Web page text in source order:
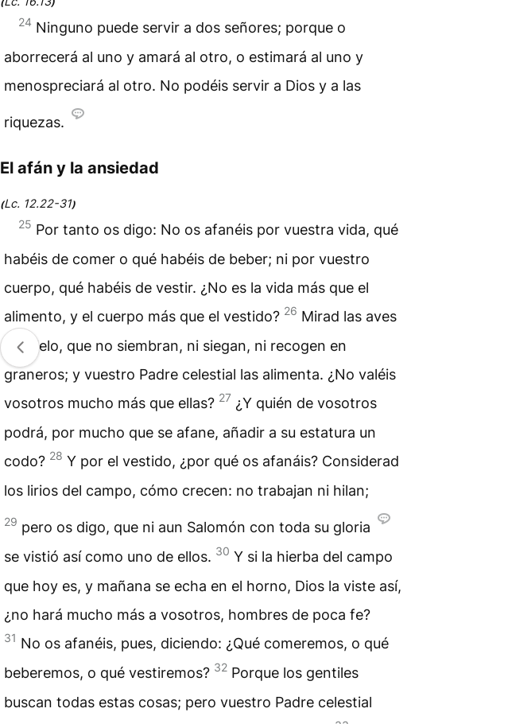
( )
24 Ninguno puede servir a dos señores; porque o
aborrecerá al uno y amará al otro, o estimará al uno y
menospreciará al otro. No podéis servir a Dios y a las
riquezas.
El afán y la ansiedad
(Lc. 12.22-31)
25 Por tanto os digo: No os afanéis por vuestra vida, qué
habéis de comer o qué habéis de beber; ni por vuestro
cuerpo, qué habéis de vestir. ¿No es la vida más que el
alimento, y el cuerpo más que el vestido? 26 Mirad las aves
del cielo, que no siembran, ni siegan, ni recogen en
graneros; y vuestro Padre celestial las alimenta. ¿No valéis
vosotros mucho más que ellas? 27 ¿Y quién de vosotros
podrá, por mucho que se afane, añadir a su estatura un
codo? 28 Y por el vestido, ¿por qué os afanáis? Considerad
los lirios del campo, cómo crecen: no trabajan ni hilan;
29 pero os digo, que ni aun Salomón con toda su gloria
se vistió así como uno de ellos. 30 Y si la hierba del campo
que hoy es, y mañana se echa en el horno, Dios la viste así,
¿no hará mucho más a vosotros, hombres de poca fe?
31 No os afanéis, pues, diciendo: ¿Qué comeremos, o qué
beberemos, o qué vestiremos? 32 Porque los gentiles
buscan todas estas cosas; pero vuestro Padre celestial